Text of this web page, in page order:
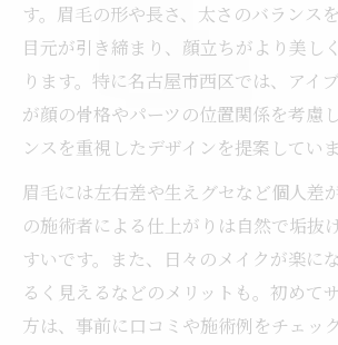
す。眉毛の形や長さ、太さのバランス
目元が引き締まり、顔立ちがより美し
ります。特に名古屋市西区では、アイ
が顔の骨格やパーツの位置関係を考慮
ンスを重視したデザインを提案していま
眉毛には左右差や生えグセなど個人差
の施術者による仕上がりは自然で垢抜
すいです。また、日々のメイクが楽に
るく見えるなどのメリットも。初めて
方は、事前に口コミや施術例をチェッ